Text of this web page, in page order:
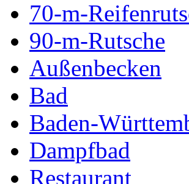
70-m-
90-m-Rutsche
Außenbecken
Bad
Baden-
Dampfbad
Restaurant